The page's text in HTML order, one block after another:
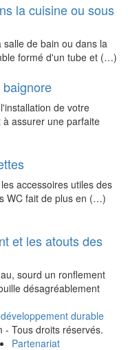
la cuisine ou sous
de bain ou dans la
formé d'un tube et (…)
de votre
assurer une parfaite
accessoires utiles des
WC fait de plus en (…)
et les atouts des
sourd un ronflement
désagréablement
développement durable
- Tous droits réservés.
Partenariat